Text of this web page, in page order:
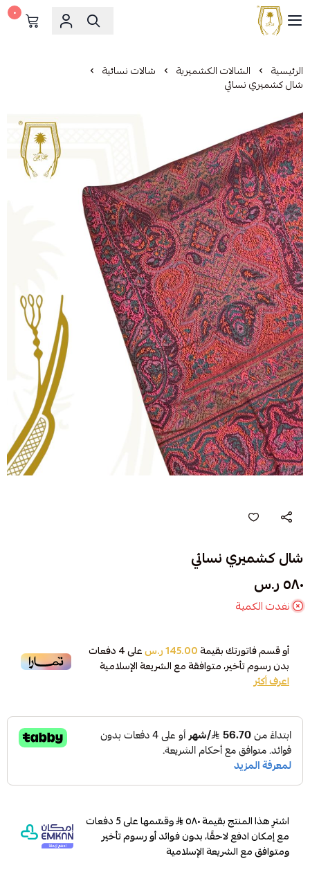
مشالح المهدي الملكية
٠
الرئيسية الشالات الكشميرية شالات نسائية
شال كشميري نسائي
شال كشميري نسائي
٥٨٠ ر.س
نفدت الكمية
أو قسم فاتورتك بقيمة145.00 ر.س على4دفعات
بدون رسوم تأخير، متوافقة مع الشريعة الإسلامية
اعرف أكثر
اشترِ هذا المنتج بقيمة ٥٨٠
وقسّمها على 5 دفعات
مع إمكان ادفع لاحقًا، بدون فوائد أو رسوم تأخير
ومتوافق مع الشريعة الإسلامية